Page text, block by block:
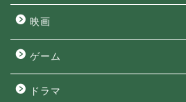
映画
ゲーム
ドラマ